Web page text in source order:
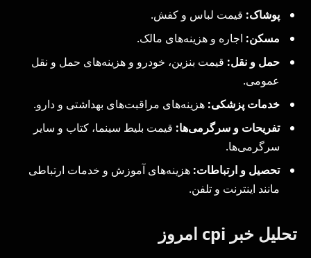
پوشاک: قیمت لباس و کفش.
مسکن: اجاره و هزینه‌های مالک.
حمل و نقل: قیمت بنزین، خودرو و هزینه‌های حمل و نقل
عمومی.
خدمات پزشکی: هزینه‌های مراقبت‌های بهداشتی و دارو.
تفریحات و سرگرمی‌ها: قیمت بلیط سینما، کتاب و سایر
سرگرمی‌ها.
تحصیل و ارتباطات: هزینه‌های آموزش و خدمات ارتباطی
مانند اینترنت و تلفن.
تحلیل خبر cpi امروز